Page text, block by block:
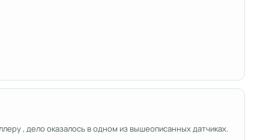
, дело оказалось в одном из вышеописанных датчиках.